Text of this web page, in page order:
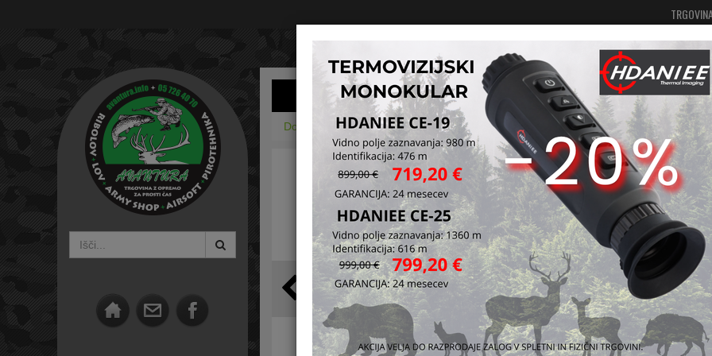
Prijavi se
Vaša košarica je še prazna
Domov Army oblačila in oprema Rokavice, nogavice in šali Šali
Šal
bel
Legendarna
Kataloška
Vprašaj za
Pošlji prijatelju